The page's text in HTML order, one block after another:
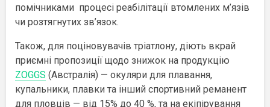
помічниками процесі реабілітації втомлених м’язів
чи розтягнутих зв’язок.
Також, для поціновувачів тріатлону, діють вкрай
приємні пропозиції щодо знижок на продукцію
ZOGGS (Австралія) — окуляри для плавання,
купальники, плавки та інший спортивний реманент
для пловців — від 15% до 40 %, та на екіпірування